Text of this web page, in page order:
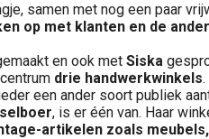
samen met nog een paar
op met klanten en de
en ook met Siska
drie handwerkwinkels
een ander soort publiek
, is er één van. Haar
artikelen zoals